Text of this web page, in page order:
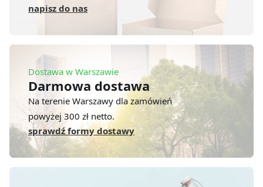
napisz do nas
Dostawa w Warszawie
Darmowa dostawa
Na terenie Warszawy dla zamówień
powyżej 300 zł netto.
sprawdź formy dostawy